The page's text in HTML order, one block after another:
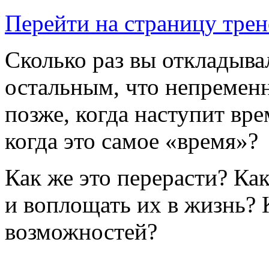
Перейти на страницу
Сколько раз вы
остальным, что
позже, когда наступит
когда это самое «время»?
Как же это перерасти?
и воплощать их в жизнь?
возможностей?